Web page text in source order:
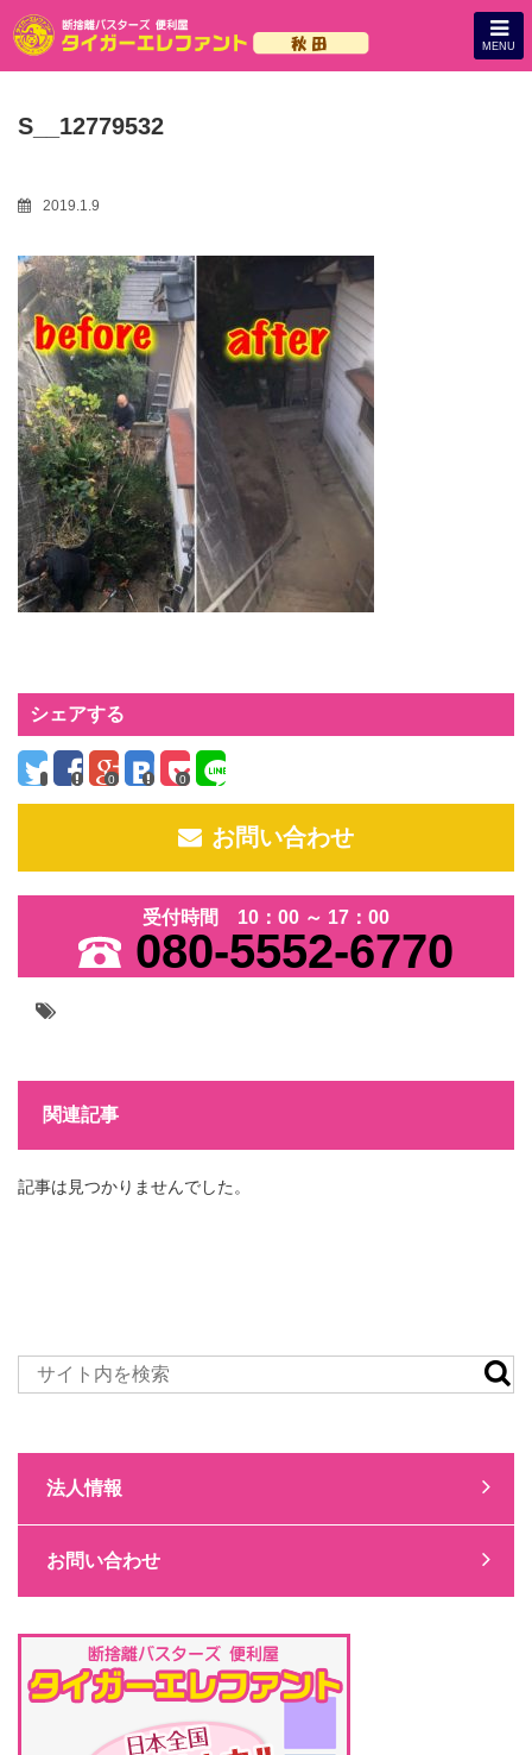
MENU
S__12779532
2019.1.9
シェアする
0 0
お問い合わせ
受付時間 10：00 ～ 17：00
080-5552-6770
関連記事
記事は見つかりませんでした。
法人情報
お問い合わせ